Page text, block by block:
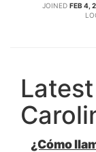
JOINED FEB 4,
¿Cómo